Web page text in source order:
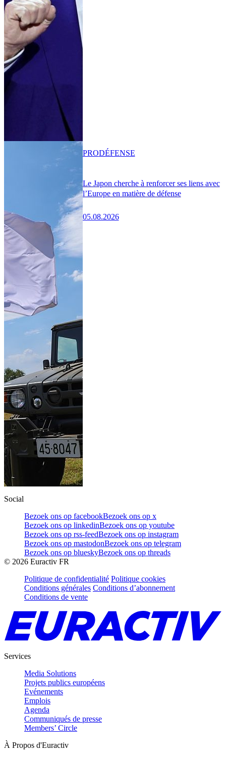
Le Japon cherche à renforcer ses liens avec
l’Europe en matière de défense
05.08.2026
PRODÉFENSE
Social
Bezoek ons op facebookBezoek ons op x
Bezoek ons op linkedinBezoek ons op youtube
Bezoek ons op rss-feedBezoek ons op instagram
Bezoek ons op mastodonBezoek ons op telegram
Bezoek ons op blueskyBezoek ons op threads
© 2026 Euractiv FR
Politique de confidentialité Politique cookies
Conditions générales Conditions d’abonnement
Conditions de vente
Services
Media Solutions
Projets publics européens
Evénements
Emplois
Agenda
Communiqués de presse
Members’ Circle
À Propos d'Euractiv